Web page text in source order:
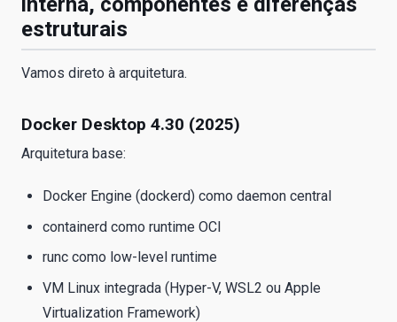
estruturais
Vamos direto à arquitetura.
Docker Desktop 4.30 (2025)
Arquitetura base:
Docker Engine (dockerd) como daemon central
containerd como runtime OCI
runc como low-level runtime
VM Linux integrada (Hyper-V, WSL2 ou Apple
Virtualization Framework)